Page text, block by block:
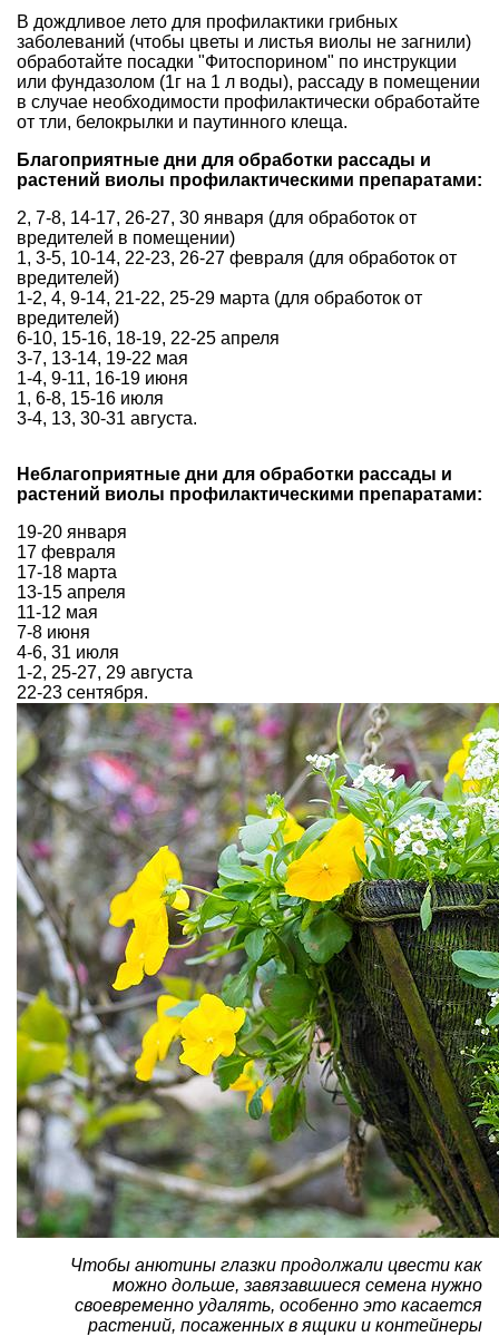
В дождливое лето для профилактики грибных
заболеваний (чтобы цветы и листья виолы не загнили)
обработайте посадки "Фитоспорином" по инструкции
или фундазолом (1г на 1 л воды), рассаду в помещении
в случае необходимости профилактически обработайте
от тли, белокрылки и паутинного клеща.
Благоприятные дни для обработки рассады и
растений виолы профилактическими препаратами:
2, 7-8, 14-17, 26-27, 30 января (для обработок от
вредителей в помещении)
1, 3-5, 10-14, 22-23, 26-27 февраля (для обработок от
вредителей)
1-2, 4, 9-14, 21-22, 25-29 марта (для обработок от
вредителей)
6-10, 15-16, 18-19, 22-25 апреля
3-7, 13-14, 19-22 мая
1-4, 9-11, 16-19 июня
1, 6-8, 15-16 июля
3-4, 13, 30-31 августа.
Неблагоприятные дни для обработки рассады и
растений виолы профилактическими препаратами:
19-20 января
17 февраля
17-18 марта
13-15 апреля
11-12 мая
7-8 июня
4-6, 31 июля
1-2, 25-27, 29 августа
22-23 сентября.​
Чтобы анютины глазки продолжали цвести как
можно дольше, завязавшиеся семена нужно
своевременно удалять, особенно это касается
растений, посаженных в ящики и контейнеры